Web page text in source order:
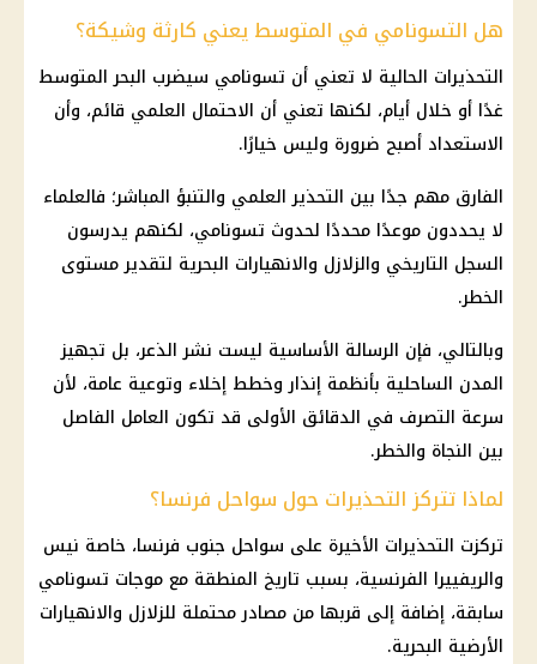
هل التسونامي في المتوسط يعني كارثة وشيكة؟
التحذيرات الحالية لا تعني أن تسونامي سيضرب البحر المتوسط
غدًا أو خلال أيام، لكنها تعني أن الاحتمال العلمي قائم، وأن
الاستعداد أصبح ضرورة وليس خيارًا.
الفارق مهم جدًا بين التحذير العلمي والتنبؤ المباشر؛ فالعلماء
لا يحددون موعدًا محددًا لحدوث تسونامي، لكنهم يدرسون
السجل التاريخي والزلازل والانهيارات البحرية لتقدير مستوى
الخطر.
وبالتالي، فإن الرسالة الأساسية ليست نشر الذعر، بل تجهيز
المدن الساحلية بأنظمة إنذار وخطط إخلاء وتوعية عامة، لأن
سرعة التصرف في الدقائق الأولى قد تكون العامل الفاصل
بين النجاة والخطر.
لماذا تتركز التحذيرات حول سواحل فرنسا؟
تركزت التحذيرات الأخيرة على سواحل جنوب فرنسا، خاصة نيس
والريفييرا الفرنسية، بسبب تاريخ المنطقة مع موجات تسونامي
سابقة، إضافة إلى قربها من مصادر محتملة للزلازل والانهيارات
الأرضية البحرية.